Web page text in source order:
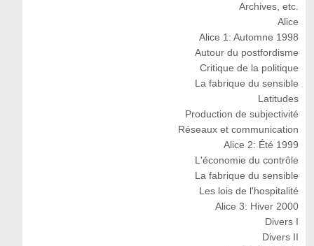
Archives, etc.
Alice
Alice 1: Automne 1998
Autour du postfordisme
Critique de la politique
La fabrique du sensible
Latitudes
Production de subjectivité
Réseaux et communication
Alice 2: Été 1999
L'économie du contrôle
La fabrique du sensible
Les lois de l'hospitalité
Alice 3: Hiver 2000
Divers I
Divers II